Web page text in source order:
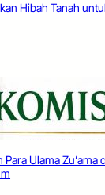
Hibah Tanah
Ulama Zu’ama